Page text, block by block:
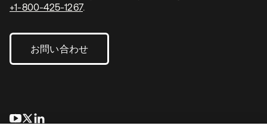
+1-800-425-1267.
お問い合わせ
新しいタブで開く
新しいタブで開く